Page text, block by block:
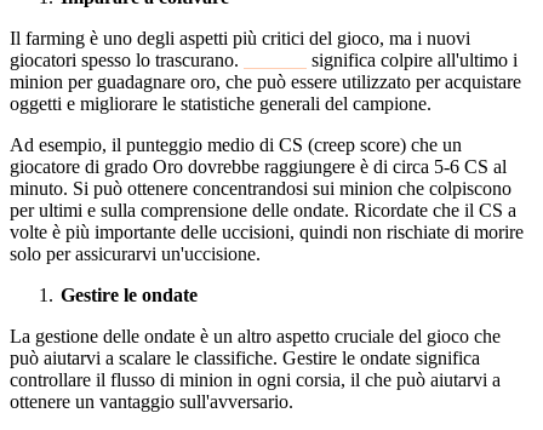
Il farming è uno degli aspetti più critici del gioco, ma i nuovi
giocatori spesso lo trascurano.
significa colpire all'ultimo i
minion per guadagnare oro, che può essere utilizzato per acquistare
oggetti e migliorare le statistiche generali del campione.
Ad esempio, il punteggio medio di CS (creep score) che un
giocatore di grado Oro dovrebbe raggiungere è di circa 5-6 CS al
minuto. Si può ottenere concentrandosi sui minion che colpiscono
per ultimi e sulla comprensione delle ondate. Ricordate che il CS a
volte è più importante delle uccisioni, quindi non rischiate di morire
solo per assicurarvi un'uccisione.
Gestire le ondate
La gestione delle ondate è un altro aspetto cruciale del gioco che
può aiutarvi a scalare le classifiche. Gestire le ondate significa
controllare il flusso di minion in ogni corsia, il che può aiutarvi a
ottenere un vantaggio sull'avversario.